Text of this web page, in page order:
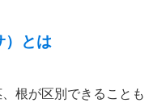
）とは
根が区別できることも